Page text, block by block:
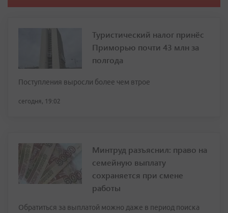
Туристический налог принёс
Приморью почти 43 млн за
полгода
Поступления выросли более чем втрое
сегодня, 19:02
Минтруд разъяснил: право на
семейную выплату
сохраняется при смене
работы
Обратиться за выплатой можно даже в период поиска